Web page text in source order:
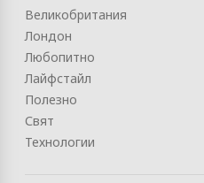
Великобритания
Лондон
Любопитно
Лайфстайл
Полезно
Свят
Технологии